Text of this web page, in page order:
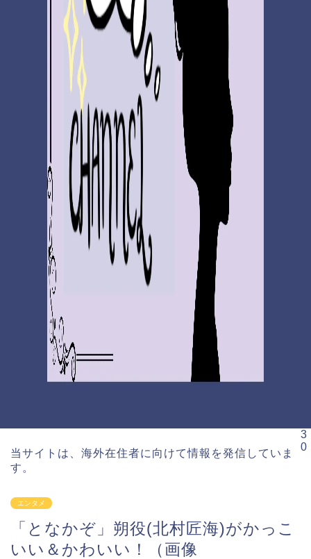
当サイトは、海外在住者に向けて情報を発信していま
す。
エンタメ
「となかぞ」朔役(北村匠海)がかっこ
いい＆かわいい！（画像
3
0